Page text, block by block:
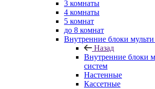
3 комнаты
4 комнаты
5 комнат
до 8 комнат
Внутренние блоки
Назад
Внутренние блоки
систем
Настенные
Кассетные